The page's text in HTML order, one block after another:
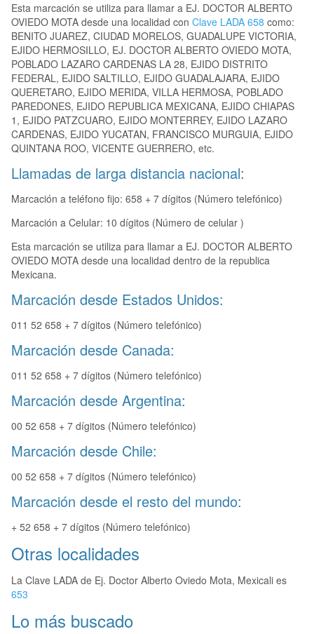
Esta marcación se utiliza para llamar a EJ. DOCTOR ALBERTO
OVIEDO MOTA desde una localidad con Clave LADA 658 como:
BENITO JUAREZ, CIUDAD MORELOS, GUADALUPE VICTORIA,
EJIDO HERMOSILLO, EJ. DOCTOR ALBERTO OVIEDO MOTA,
POBLADO LAZARO CARDENAS LA 28, EJIDO DISTRITO
FEDERAL, EJIDO SALTILLO, EJIDO GUADALAJARA, EJIDO
QUERETARO, EJIDO MERIDA, VILLA HERMOSA, POBLADO
PAREDONES, EJIDO REPUBLICA MEXICANA, EJIDO CHIAPAS
1, EJIDO PATZCUARO, EJIDO MONTERREY, EJIDO LAZARO
CARDENAS, EJIDO YUCATAN, FRANCISCO MURGUIA, EJIDO
QUINTANA ROO, VICENTE GUERRERO, etc.
Llamadas de larga distancia nacional:
Marcación a teléfono fijo: 658 + 7 dígitos (Número telefónico)
Marcación a Celular: 10 dígitos (Número de celular )
Esta marcación se utiliza para llamar a EJ. DOCTOR ALBERTO
OVIEDO MOTA desde una localidad dentro de la republica
Mexicana.
Marcación desde Estados Unidos:
011 52 658 + 7 dígitos (Número telefónico)
Marcación desde Canada:
011 52 658 + 7 dígitos (Número telefónico)
Marcación desde Argentina:
00 52 658 + 7 dígitos (Número telefónico)
Marcación desde Chile:
00 52 658 + 7 dígitos (Número telefónico)
Marcación desde el resto del mundo:
+ 52 658 + 7 dígitos (Número telefónico)
Otras localidades
La Clave LADA de Ej. Doctor Alberto Oviedo Mota, Mexicali es
653
Lo más buscado